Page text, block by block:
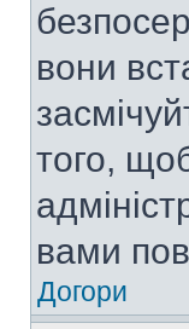
вони
того,
вами
Догори